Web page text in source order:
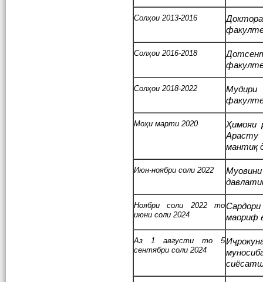
Солҳои 2013-2016
Солҳои 2016-2018
Солҳои 2018-2022
Моҳи марти 2020
Ҳимояи
Арасту
мантиқ
Июн-ноябри соли 2022
Ноябри соли 2022 то
июни соли 2024
маориф
Аз 1 августи то 5
сентябри соли 2024